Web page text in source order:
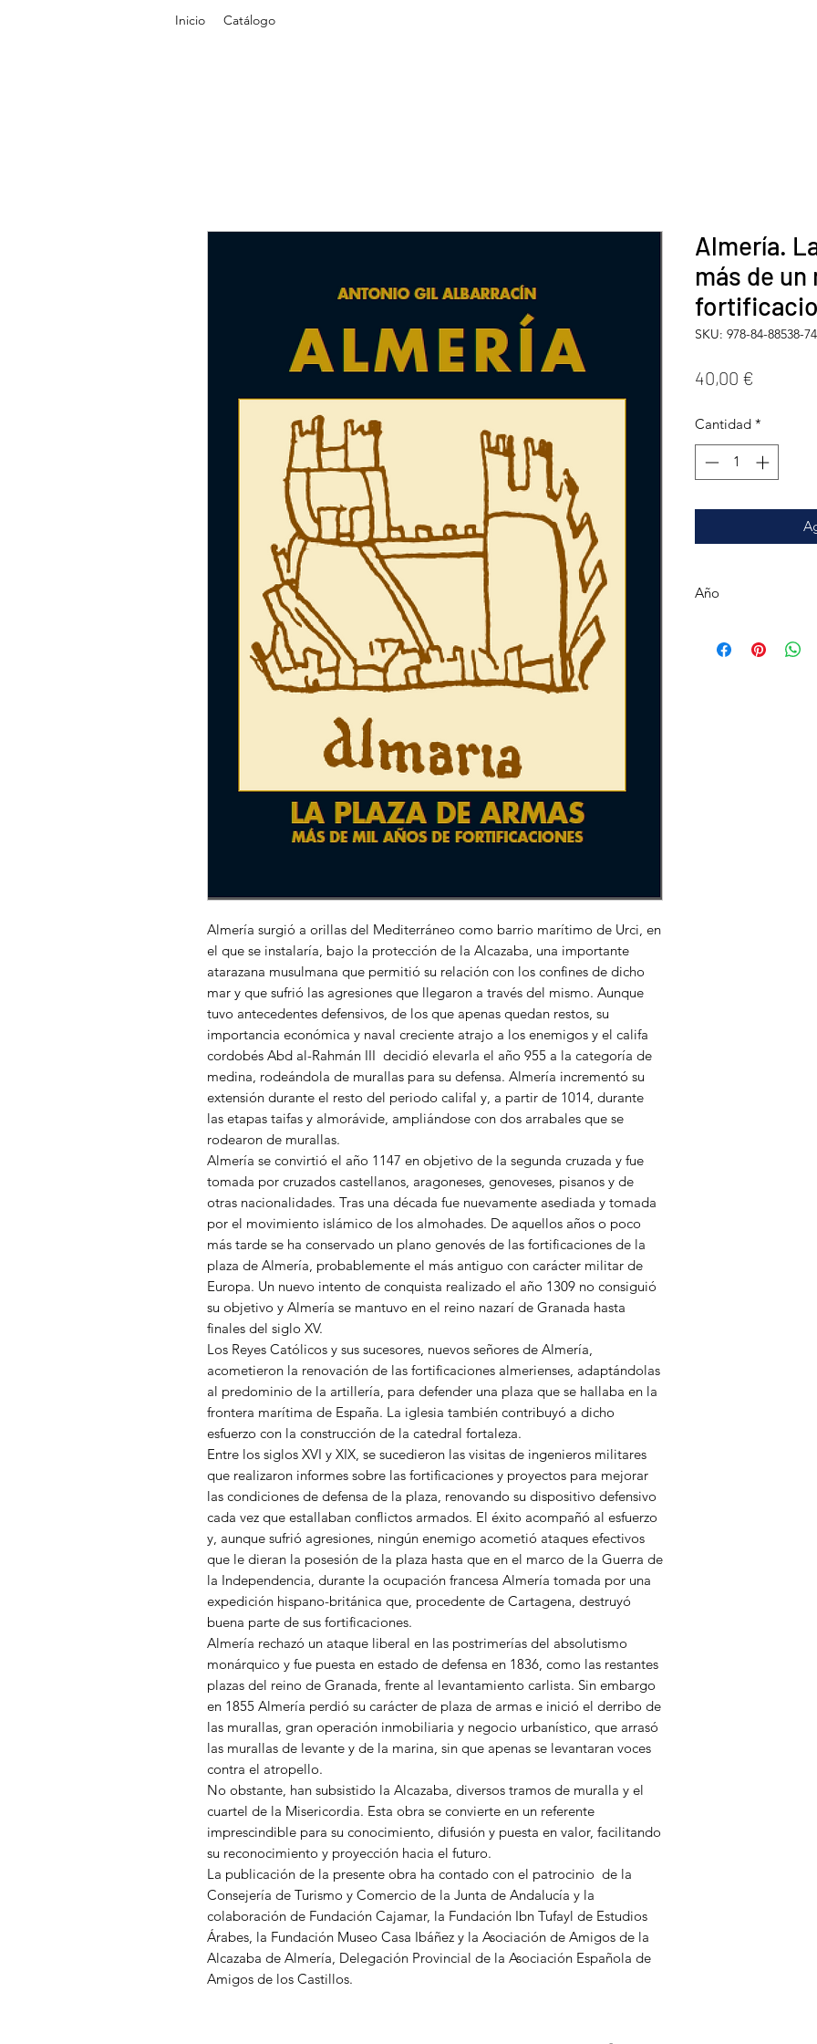
Inicio Catálogo
Almería surgió a orillas del Mediterráneo como barrio marítimo de Urci, en
el que se instalaría, bajo la protección de la Alcazaba, una importante
atarazana musulmana que permitió su relación con los confines de dicho
mar y que sufrió las agresiones que llegaron a través del mismo. Aunque
tuvo antecedentes defensivos, de los que apenas quedan restos, su
importancia económica y naval creciente atrajo a los enemigos y el califa
cordobés Abd al-Rahmán III decidió elevarla el año 955 a la categoría de
medina, rodeándola de murallas para su defensa. Almería incrementó su
extensión durante el resto del periodo califal y, a partir de 1014, durante
las etapas taifas y almorávide, ampliándose con dos arrabales que se
rodearon de murallas.
Almería se convirtió el año 1147 en objetivo de la segunda cruzada y fue
tomada por cruzados castellanos, aragoneses, genoveses, pisanos y de
otras nacionalidades. Tras una década fue nuevamente asediada y tomada
por el movimiento islámico de los almohades. De aquellos años o poco
más tarde se ha conservado un plano genovés de las fortificaciones de la
plaza de Almería, probablemente el más antiguo con carácter militar de
Europa. Un nuevo intento de conquista realizado el año 1309 no consiguió
su objetivo y Almería se mantuvo en el reino nazarí de Granada hasta
finales del siglo XV.
Los Reyes Católicos y sus sucesores, nuevos señores de Almería,
acometieron la renovación de las fortificaciones almerienses, adaptándolas
al predominio de la artillería, para defender una plaza que se hallaba en la
frontera marítima de España. La iglesia también contribuyó a dicho
esfuerzo con la construcción de la catedral fortaleza.
Entre los siglos XVI y XIX, se sucedieron las visitas de ingenieros militares
que realizaron informes sobre las fortificaciones y proyectos para mejorar
las condiciones de defensa de la plaza, renovando su dispositivo defensivo
cada vez que estallaban conflictos armados. El éxito acompañó al esfuerzo
y, aunque sufrió agresiones, ningún enemigo acometió ataques efectivos
que le dieran la posesión de la plaza hasta que en el marco de la Guerra de
la Independencia, durante la ocupación francesa Almería tomada por una
expedición hispano-británica que, procedente de Cartagena, destruyó
buena parte de sus fortificaciones.
Almería rechazó un ataque liberal en las postrimerías del absolutismo
monárquico y fue puesta en estado de defensa en 1836, como las restantes
plazas del reino de Granada, frente al levantamiento carlista. Sin embargo
en 1855 Almería perdió su carácter de plaza de armas e inició el derribo de
las murallas, gran operación inmobiliaria y negocio urbanístico, que arrasó
las murallas de levante y de la marina, sin que apenas se levantaran voces
contra el atropello.
No obstante, han subsistido la Alcazaba, diversos tramos de muralla y el
cuartel de la Misericordia. Esta obra se convierte en un referente
imprescindible para su conocimiento, difusión y puesta en valor, facilitando
su reconocimiento y proyección hacia el futuro.
La publicación de la presente obra ha contado con el patrocinio de la
Consejería de Turismo y Comercio de la Junta de Andalucía y la
colaboración de Fundación Cajamar, la Fundación Ibn Tufayl de Estudios
Árabes, la Fundación Museo Casa Ibáñez y la Asociación de Amigos de la
Alcazaba de Almería, Delegación Provincial de la Asociación Española de
Amigos de los Castillos.
Almería.
más de
SKU: 978-84-88538-
40,00 €
Cantidad *
Año